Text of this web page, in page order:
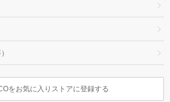
をお気に入りストアに登録する